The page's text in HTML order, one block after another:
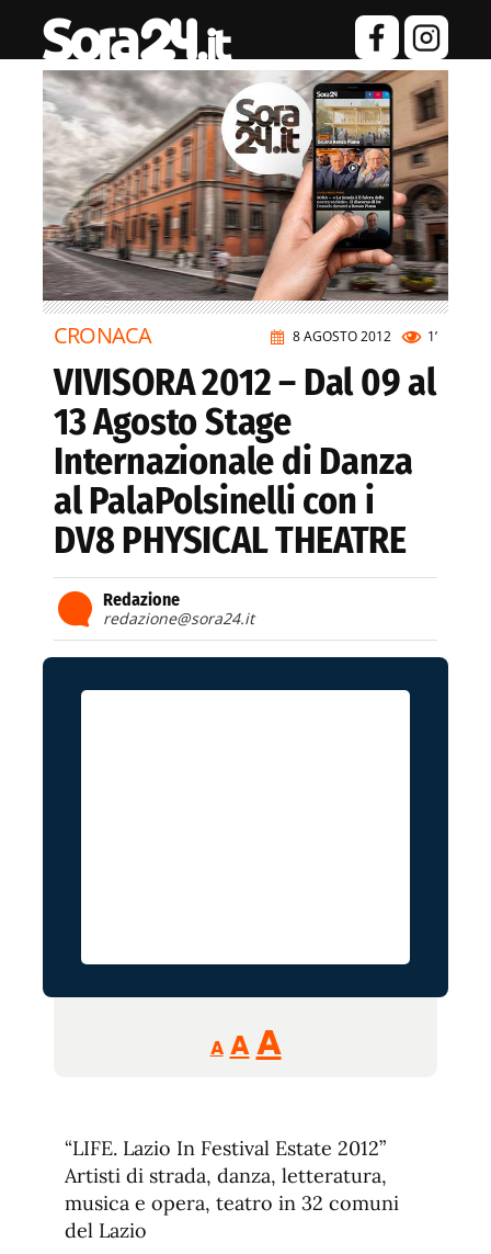
8 AGOSTO 2012 1’
CRONACA
VIVISORA 2012 – Dal 09 al
13 Agosto Stage
Internazionale di Danza
al PalaPolsinelli con i
DV8 PHYSICAL THEATRE
Redazione
redazione@sora24.it
A
Reducir
tamaño
A Restablecer
fuente
AAumentar
de
fuente.
“LIFE. Lazio In Festival Estate 2012”
Artisti di strada, danza, letteratura,
musica e opera, teatro in 32 comuni
del Lazio